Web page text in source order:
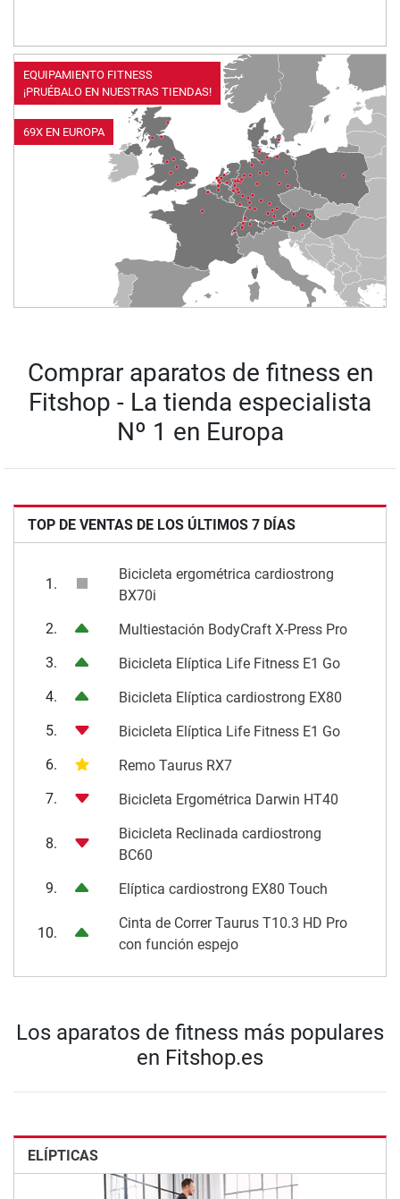
EQUIPAMIENTO FITNESS
¡PRUÉBALO EN NUESTRAS TIENDAS!
69X EN EUROPA
Comprar aparatos de fitness en
Fitshop - La tienda especialista
Nº 1 en Europa
TOP DE VENTAS DE LOS ÚLTIMOS 7 DÍAS
1.
Bicicleta ergométrica cardiostrong
BX70i
2.
Multiestación BodyCraft X-Press Pro
3.
Bicicleta Elíptica Life Fitness E1 Go
4.
Bicicleta Elíptica cardiostrong EX80
5.
Bicicleta Elíptica Life Fitness E1 Go
6.
Remo Taurus RX7
7.
Bicicleta Ergométrica Darwin HT40
8.
Bicicleta Reclinada cardiostrong
BC60
9.
Elíptica cardiostrong EX80 Touch
10.
Cinta de Correr Taurus T10.3 HD Pro
con función espejo
Los aparatos de fitness más populares
en Fitshop.es
ELÍPTICAS